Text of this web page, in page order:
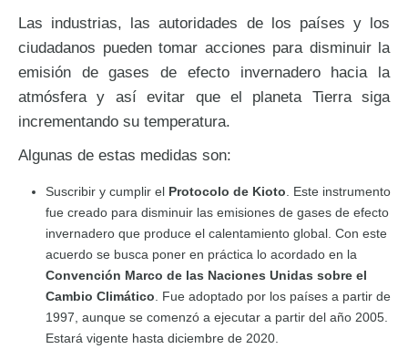
Las industrias, las autoridades de los países y los
ciudadanos pueden tomar acciones para disminuir la
emisión de gases de efecto invernadero hacia la
atmósfera y así evitar que el planeta Tierra siga
incrementando su temperatura.
Algunas de estas medidas son:
Suscribir y cumplir el Protocolo de Kioto . Este instrumento
fue creado para disminuir las emisiones de gases de efecto
invernadero que produce el calentamiento global. Con este
acuerdo se busca poner en práctica lo acordado en la
Convención Marco de las Naciones Unidas sobre el
Cambio Climático . Fue adoptado por los países a partir de
1997, aunque se comenzó a ejecutar a partir del año 2005.
Estará vigente hasta diciembre de 2020.